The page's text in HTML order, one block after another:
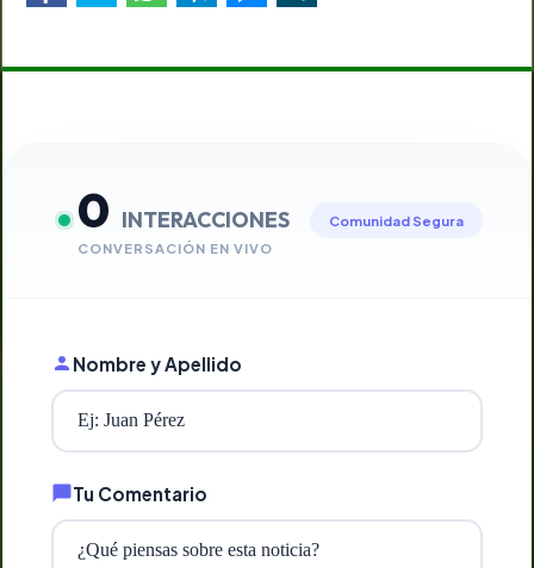
0 INTERACCIONES
CONVERSACIÓN EN VIVO
Comunidad Segura
Nombre y Apellido
Tu Comentario